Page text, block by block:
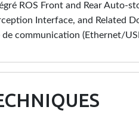
ROS Front and Rear
Interface, and Related
de communication (Ethernet/